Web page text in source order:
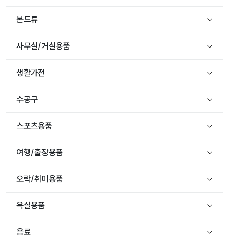
본드류
사무실/거실용품
생활가전
수공구
스포츠용품
여행/출장용품
오락/취미용품
욕실용품
음료